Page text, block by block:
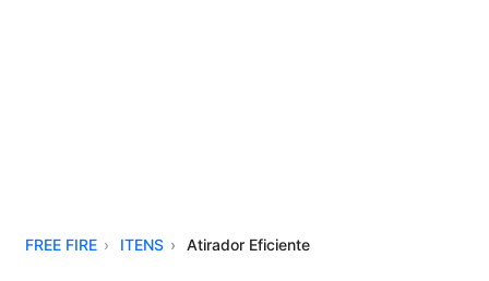
FREE FIRE ITENS Atirador Eficiente